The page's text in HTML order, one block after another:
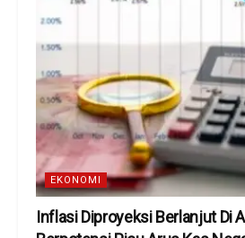
EKONOMI
Inflasi Diproyeksi Berlanjut Di